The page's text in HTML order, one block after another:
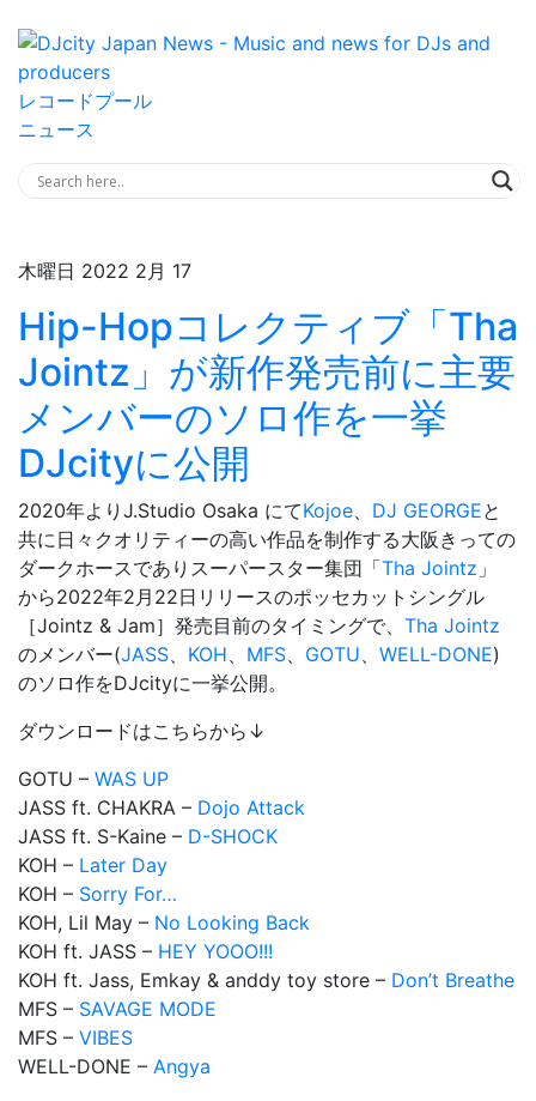
レコードプール
ニュース
木曜日 2022 2月 17
Hip-Hopコレクティブ「Tha
Jointz」が新作発売前に主要
メンバーのソロ作を一挙
DJcityに公開
2020年よりJ.Studio Osaka にてKojoe、 DJ GEORGEと
共に日々クオリティーの高い作品を制作する大阪きっての
ダークホースでありスーパースター集団「Tha Jointz 」
から2022年2月22日リリースのポッセカットシングル
［Jointz & Jam］発売目前のタイミングで、 Tha Jointz
のメンバー(JASS、 KOH、 MFS、 GOTU、 WELL-DONE)
のソロ作をDJcityに一挙公開。
ダウンロードはこちらから↓
GOTU – WAS UP
JASS ft. CHAKRA – Dojo Attack
JASS ft. S-Kaine – D-SHOCK
KOH – Later Day
KOH – Sorry For…
KOH, Lil May – No Looking Back
KOH ft. JASS – HEY YOOO!!!
KOH ft. Jass, Emkay & anddy toy store – Don’t Breathe
MFS – SAVAGE MODE
MFS – VIBES
WELL-DONE – Angya